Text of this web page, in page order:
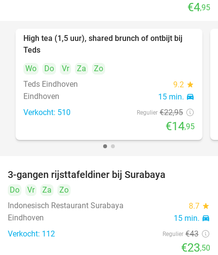
€4,95
35%
High tea (1,5 uur), shared brunch of ontbijt bij
Teds
Wo
Do Vr Za
Zo
Teds Eindhoven
9.2 star
Eindhoven 15 min. directions_car
Verkocht: 510 Regulier €22,95
€14,95
3-gangen rijsttafeldiner bij Surabaya
Do Vr Za
Zo
Indonesisch Restaurant Surabaya
8.7 star
Eindhoven 15 min. directions_car
Verkocht: 112 Regulier €43
€23,50